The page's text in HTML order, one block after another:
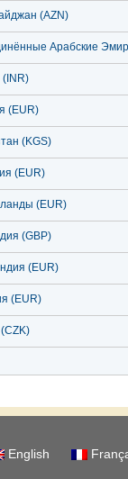
(AZN)
Арабские
(INR)
(EUR)
(KGS)
(EUR)
(EUR)
(GBP)
(EUR)
(EUR)
English